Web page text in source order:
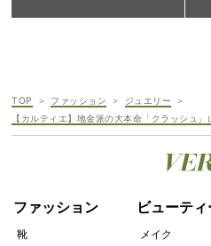
TOP ファッション
ジュエリー
【カルティエ】地金派の大本命「クラッシュ
ファッション
靴
ビューティ
メイク